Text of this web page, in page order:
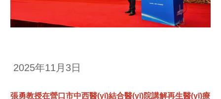
2025年11月3日
張勇教授在營口市中西醫(yī)結合醫(yī)院講解再生醫(yī)療